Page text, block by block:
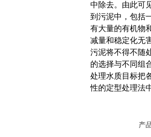
中除去。由此可
到污泥中，包括
有大量的有机物
减量和稳定化无
污泥将不得不随
的选择与不同组
处理水质目标把
性的定型处理法
产